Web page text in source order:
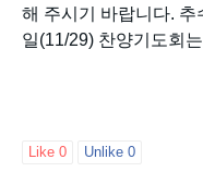
해 주시기 바랍니다. 추
일(11/29) 찬양기도회
Like 0 Unlike 0